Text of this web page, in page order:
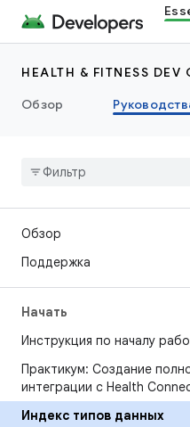
HEALTH & FITNESS DEV
Обзор
Обзор
Поддержка
Начать
Инструкция по началу
Практикум: Создание
интеграции с Health
Индекс типов данных